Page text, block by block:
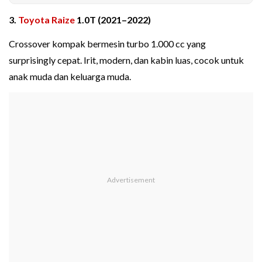
3. Toyota Raize 1.0T (2021–2022)
Crossover kompak bermesin turbo 1.000 cc yang
surprisingly cepat. Irit, modern, dan kabin luas, cocok untuk
anak muda dan keluarga muda.